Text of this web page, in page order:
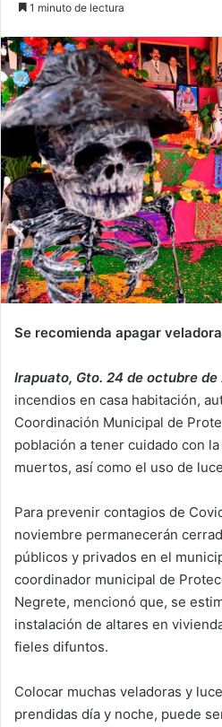
1 minuto de lectura
Se recomienda apagar
Irapuato, Gto. 24 de octubre
incendios en casa habitación,
Coordinación Municipal de
población a tener cuidado con
muertos, así como el uso de
Para prevenir contagios de
noviembre permanecerán
públicos y privados en el
coordinador municipal de
Negrete, mencionó que, se
instalación de altares en
fieles difuntos.
Colocar muchas veladoras y
prendidas día y noche, puede